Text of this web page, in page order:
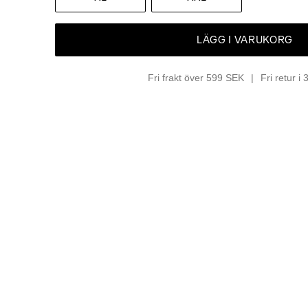
LÄGG I VARUKORG
Fri frakt över 599 SEK Fri retur i